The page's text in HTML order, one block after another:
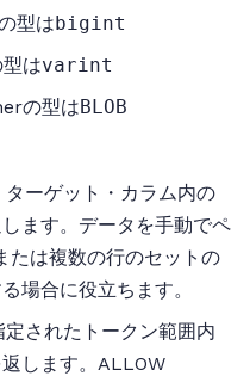
型はbigint
はvarint
の型はBLOB
ターゲット・カラム内の
ます。データを手動でペ
たは複数の行のセットの
場合に役立ちます。
定されたトークン範囲内
します。ALLOW